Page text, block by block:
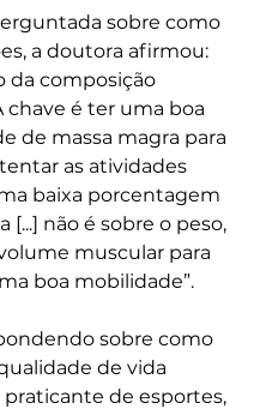
sobre como
a doutora afirmou:
da composição
chave é ter uma boa
de massa magra para
as atividades
baixa porcentagem
[...] não é sobre o peso,
muscular para
boa mobilidade”.
sobre como
de vida
de esportes,